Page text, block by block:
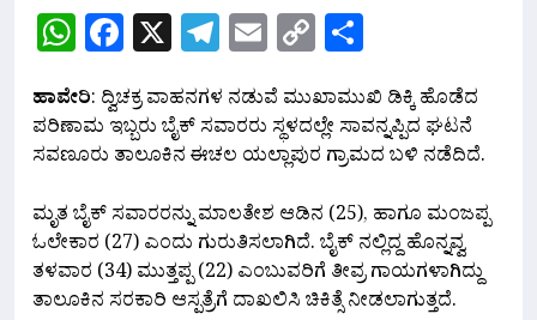
WhatsApp
Facebook
X Telegram
Email
Copy
Link
ಹಾವೇರಿ: ದ್ವಿಚಕ್ರ ವಾಹನಗಳ ನಡುವೆ ಮುಖಾಮುಖಿ ಡಿಕ್ಕಿ ಹೊಡೆದ
ಪರಿಣಾಮ ಇಬ್ಬರು ಬೈಕ್ ಸವಾರರು ಸ್ಥಳದಲ್ಲೇ ಸಾವನ್ನಪ್ಪಿದ ಘಟನೆ
ಸವಣೂರು ತಾಲೂಕಿನ ಈಚಲ ಯಲ್ಲಾಪುರ ಗ್ರಾಮದ ಬಳಿ ನಡೆದಿದೆ.
ಮೃತ ಬೈಕ್ ಸವಾರರನ್ನು ಮಾಲತೇಶ ಆಡಿನ (25), ಹಾಗೂ ಮಂಜಪ್ಪ
ಓಲೇಕಾರ (27) ಎಂದು ಗುರುತಿಸಲಾಗಿದೆ. ಬೈಕ್ ನಲ್ಲಿದ್ದ ಹೊನ್ನವ್ವ
ತಳವಾರ (34) ಮುತ್ತಪ್ಪ (22) ಎಂಬುವರಿಗೆ ತೀವ್ರ ಗಾಯಗಳಾಗಿದ್ದು
ತಾಲೂಕಿನ ಸರಕಾರಿ ಆಸ್ಪತ್ರೆಗೆ ದಾಖಲಿಸಿ ಚಿಕಿತ್ಸೆ ನೀಡಲಾಗುತ್ತದೆ.